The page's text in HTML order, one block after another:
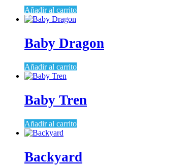
Añadir al carrito
Baby Dragon
Añadir al carrito
Baby Tren
Añadir al carrito
Backyard